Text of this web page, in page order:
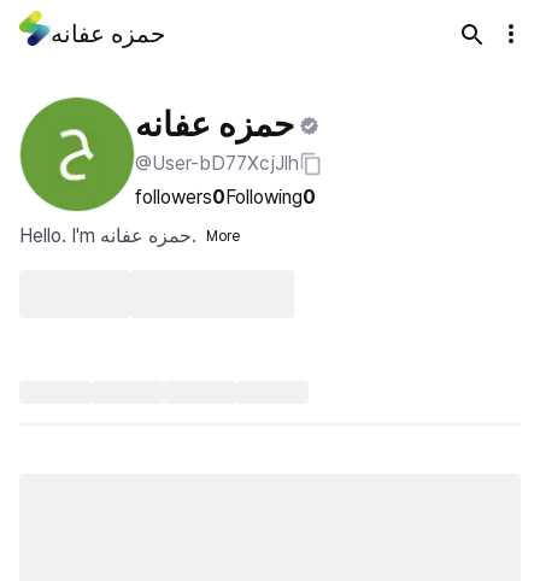
حمزه عفانه
حمزه عفانه
@User-bD77XcjJlh
followers0Following0
Hello. I'm حمزه عفانه.
More